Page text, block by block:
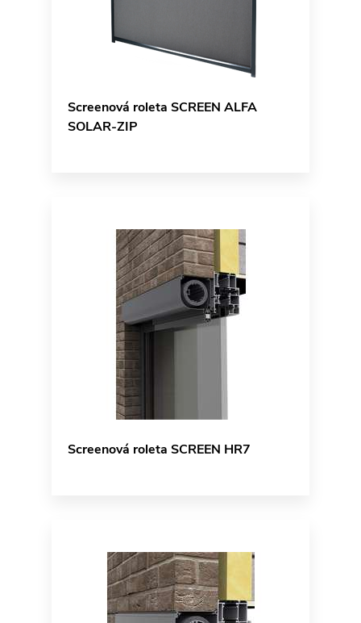
Screenová roleta SCREEN ALFA
SOLAR-ZIP
Screenová roleta SCREEN HR7